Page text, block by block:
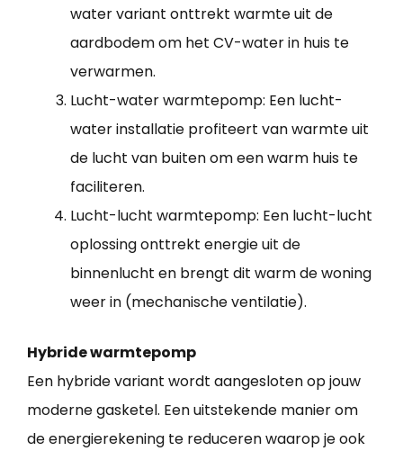
water variant onttrekt warmte uit de
aardbodem om het CV-water in huis te
verwarmen.
Lucht-water warmtepomp: Een lucht-
water installatie profiteert van warmte uit
de lucht van buiten om een warm huis te
faciliteren.
Lucht-lucht warmtepomp: Een lucht-lucht
oplossing onttrekt energie uit de
binnenlucht en brengt dit warm de woning
weer in (mechanische ventilatie).
Hybride warmtepomp
Een hybride variant wordt aangesloten op jouw
moderne gasketel. Een uitstekende manier om
de energierekening te reduceren waarop je ook